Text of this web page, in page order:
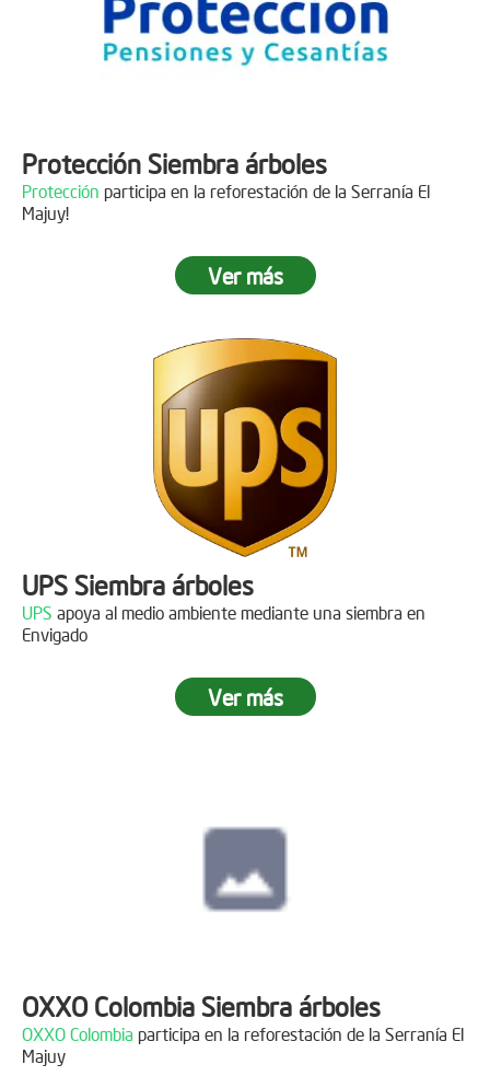
DINISSANpor plantar 400 árboles en el páramo de
Protección Siembra árboles
Protección participa en la reforestación de la Serranía El
Majuy!
Ver más
UPS Siembra árboles
UPS apoya al medio ambiente mediante una siembra en
Envigado
Ver más
OXXO Colombia Siembra árboles
OXXO Colombia participa en la reforestación de la Serranía El
Majuy